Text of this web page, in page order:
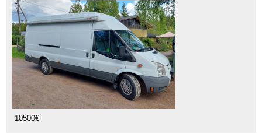
10500€